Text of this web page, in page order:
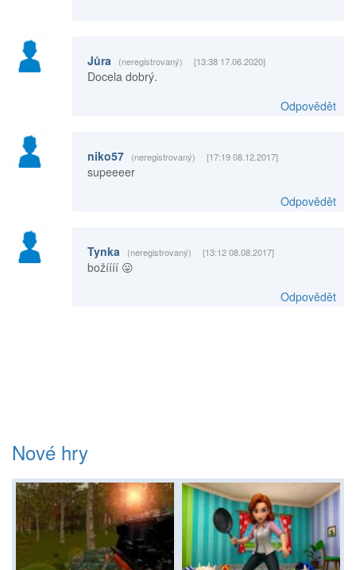
Jůra (neregistrovaný) [13:38 17.06.2020]
Docela dobrý.
Odpovědět
niko57 (neregistrovaný) [17:19 08.12.2017]
supeeeer
Odpovědět
Tynka (neregistrovaný) [13:12 08.08.2017]
božíííí 😛
Odpovědět
Nové hry